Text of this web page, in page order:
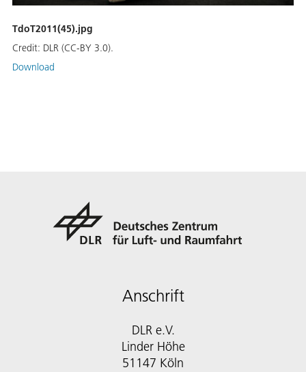
TdoT2011(45).jpg
Credit: DLR (CC-BY 3.0).
Download
Anschrift
DLR e.V.
Linder Höhe
51147 Köln